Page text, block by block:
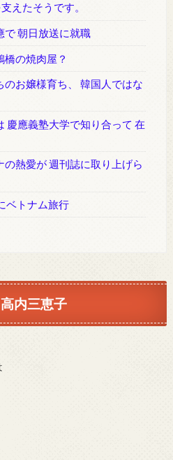
えたそうです。
で 朝日放送に就職
の焼肉屋？
お嬢様育ち、 韓国人ではな
慶應義塾大学で知り合って 在
熱愛が 週刊誌に取り上げら
ベトナム旅行
内三恵子